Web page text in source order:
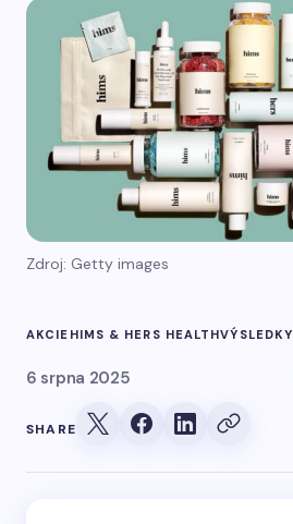
Zdroj: Getty images
AKCIE HIMS & HERS HEALTHVÝSLEDKY
6 srpna 2025
SHARE